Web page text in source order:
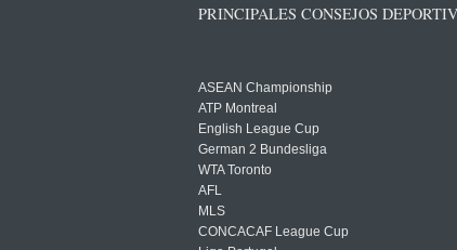
PRINCIPALES CONSEJOS
ASEAN Championship
ATP Montreal
English League Cup
German 2 Bundesliga
WTA Toronto
AFL
MLS
CONCACAF League Cup